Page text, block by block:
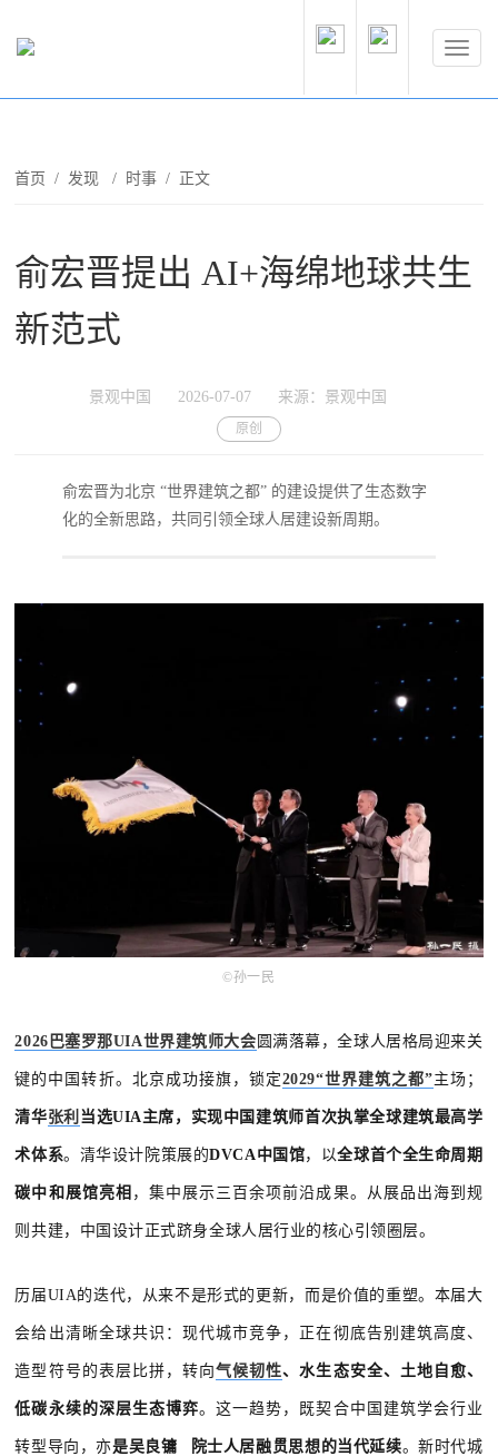
首页 /发现 / 时事 / 正文
俞宏晋提出 AI+海绵地球共生
新范式
景观中国 2026-07-07 来源：景观中国
原创
俞宏晋为北京 “世界建筑之都” 的建设提供了生态数字
化的全新思路，共同引领全球人居建设新周期。
©️孙一民
2026巴塞罗那UIA世界建筑师大会 圆满落幕，全球人居格局迎来关
键的中国转折。北京成功接旗，锁定2029“世界建筑之都”主场；
清华张利 当选UIA主席，实现中国建筑师首次执掌全球建筑最高学
术体系。清华设计院策展的DVCA中国馆，以全球首个全生命周期
碳中和展馆亮相 ，集中展示三百余项前沿成果。从展品出海到规
则共建，中国设计正式跻身全球人居行业的核心引领圈层。
历届UIA的迭代，从来不是形式的更新，而是价值的重塑。本届大
会给出清晰全球共识：现代城市竞争，正在彻底告别建筑高度、
造型符号的表层比拼，转向气候韧性、水生态安全、土地自愈、
低碳永续的深层生态博弈。这一趋势，既契合中国建筑学会行业
转型导向，亦是吴良镛 院士人居融贯思想的当代延续。新时代城